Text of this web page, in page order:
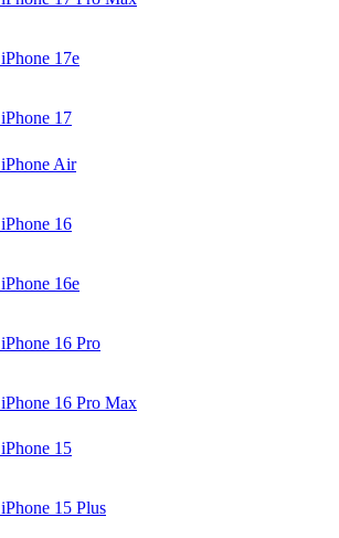
iPhone 17e
iPhone 17
iPhone Air
iPhone 16
iPhone 16e
iPhone 16 Pro
iPhone 16 Pro Max
iPhone 15
iPhone 15 Plus